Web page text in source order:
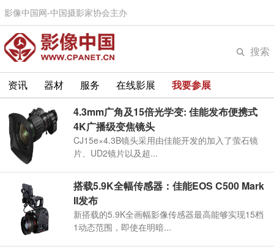
影像中国网-中国摄影家协会主办
搜索
资讯 器材 服务 在线影展
我要参展
4.3mm广角及15倍光学变: 佳能发布便携式
4K广播级变焦镜头
CJ15e×4.3B镜头采用由佳能开发的加入了萤石镜
片、UD2镜片以及超...
搭载5.9K全幅传感器：佳能EOS C500 Mark
II发布
新搭载的5.9K全画幅影像传感器最高能够实现15档
1动态范围，即使在明暗...